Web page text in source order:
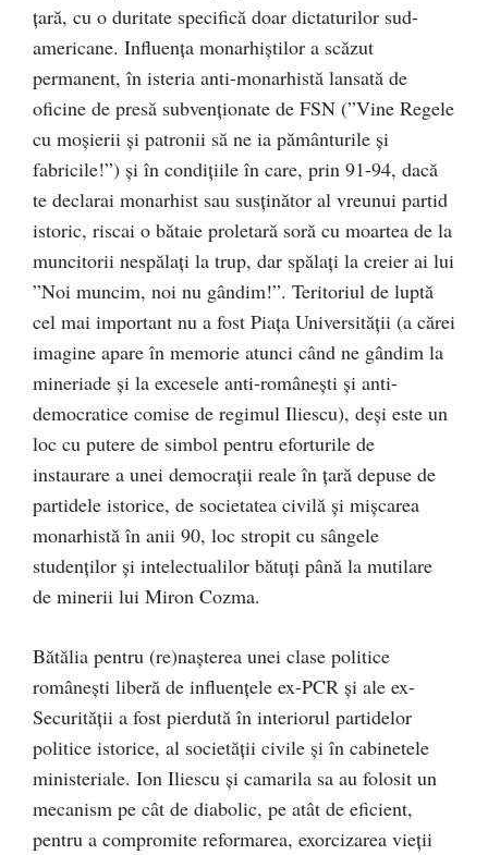
ţară, cu o duritate specifică doar dictaturilor sud-
americane. Influenţa monarhiştilor a scăzut
permanent, în isteria anti-monarhistă lansată de
oficine de presă subvenţionate de FSN (”Vine Regele
cu moşierii şi patronii să ne ia pământurile şi
fabricile!”) şi în condiţiile în care, prin 91-94, dacă
te declarai monarhist sau susţinător al vreunui partid
istoric, riscai o bătaie proletară soră cu moartea de la
muncitorii nespălaţi la trup, dar spălaţi la creier ai lui
”Noi muncim, noi nu gândim!”. Teritoriul de luptă
cel mai important nu a fost Piaţa Universităţii (a cărei
imagine apare în memorie atunci când ne gândim la
mineriade şi la excesele anti-româneşti şi anti-
democratice comise de regimul Iliescu), deşi este un
loc cu putere de simbol pentru eforturile de
instaurare a unei democraţii reale în ţară depuse de
partidele istorice, de societatea civilă şi mişcarea
monarhistă în anii 90, loc stropit cu sângele
studenţilor şi intelectualilor bătuţi până la mutilare
de minerii lui Miron Cozma.
Bătălia pentru (re)naşterea unei clase politice
româneşti liberă de influenţele ex-PCR şi ale ex-
Securităţii a fost pierdută în interiorul partidelor
politice istorice, al societăţii civile şi în cabinetele
ministeriale. Ion Iliescu şi camarila sa au folosit un
mecanism pe cât de diabolic, pe atât de eficient,
pentru a compromite reformarea, exorcizarea vieţii